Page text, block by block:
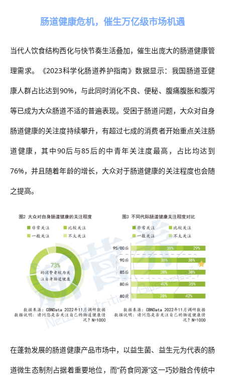
肠道健康危机，催生万亿级市场机遇
当代人饮食结构西化与快节奏生活叠加，催生出庞大的肠道健康管
理需求。 《2023科学化肠道养护指南》数据显示：我国肠道亚健
康人群占比达到90%， 与此同时消化不良、便秘、腹痛腹胀和腹泻
等已成为大众肠道不适的普遍表现。受困于肠道问题，大众对自身
肠道健康的关注度持续攀升，有超过七成的消费者开始重点关注肠
道健康，其中90后与85后的中青年关注度最高，占比均达到
76%，并且随着年龄的增长，大众对于肠道健康的关注程度也会随
之提高。
在蓬勃发展的肠道健康产品市场中，以益生菌、益生元为代表的肠
道微生态制剂占据着重要地位，而“药食同源”这一巧妙融合传统中